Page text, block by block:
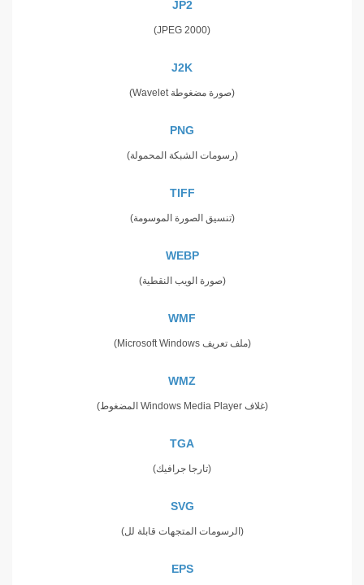
JP2
(JPEG 2000)
J2K
(صورة مضغوطة Wavelet)
PNG
(رسومات الشبكة المحمولة)
TIFF
(تنسيق الصورة الموسومة)
WEBP
(صورة الويب النقطية)
WMF
(ملف تعريف Microsoft Windows)
WMZ
(غلاف Windows Media Player المضغوط)
TGA
(تارجا جرافيك)
SVG
(الرسومات المتجهات قابلة لل)
EPS